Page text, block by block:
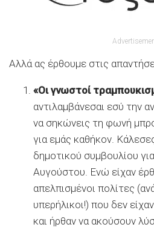
Αλλά ας έρθουμε στις
«Οι γνωστοί
αντιλαμβάνεσαι εσύ την
να σηκώνεις τη φωνή
για εμάς καθήκον.
δημοτικού συμβουλίου
Αυγούστου. Ενώ είχαν
απελπισμένοι πολίτες
υπερήλικοι!) που δεν
και ήρθαν να ακούσουν